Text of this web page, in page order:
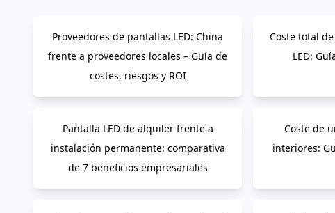
Proveedores de pantallas LED: China
frente a proveedores locales – Guía de
costes, riesgos y ROI
Coste total
LED:
Pantalla LED de alquiler frente a
instalación permanente: comparativa
de 7 beneficios empresariales
Coste de
interiores: